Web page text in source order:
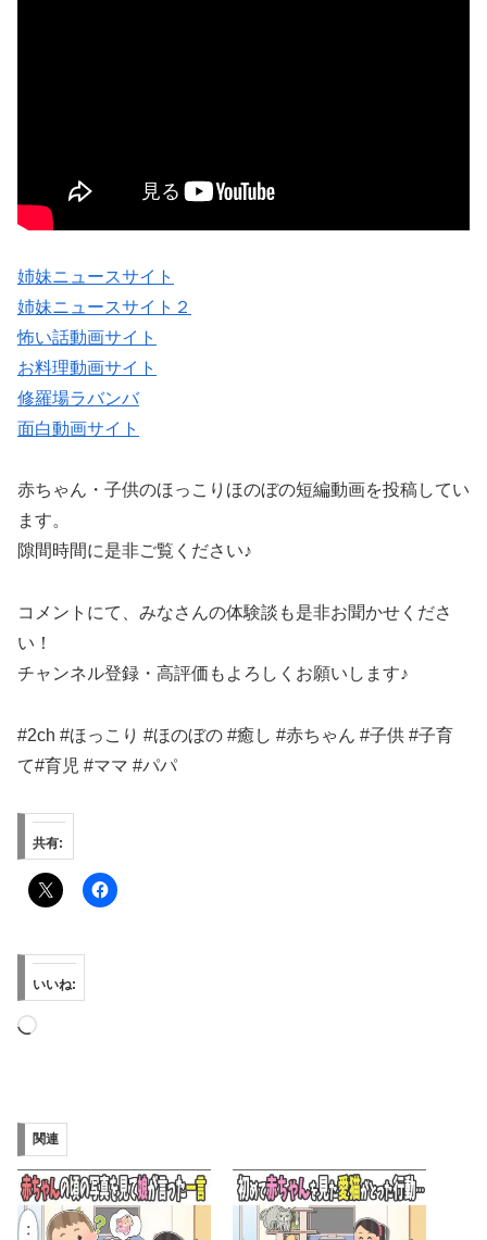
姉妹ニュースサイト
姉妹ニュースサイト２
怖い話動画サイト
お料理動画サイト
修羅場ラバンバ
面白動画サイト
赤ちゃん・子供のほっこりほのぼの短編動画を投稿してい
ます。
隙間時間に是非ご覧ください♪
コメントにて、みなさんの体験談も是非お聞かせくださ
い！
チャンネル登録・高評価もよろしくお願いします♪
#2ch #ほっこり #ほのぼの #癒し #赤ちゃん #子供 #子育
て#育児 #ママ #パパ
共有:
いいね:
読
み
中…
関連